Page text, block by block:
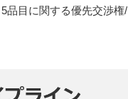
品目に関する優先交渉権/